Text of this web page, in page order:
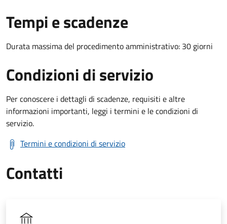
Tempi e scadenze
Durata massima del procedimento amministrativo: 30 giorni
Condizioni di servizio
Per conoscere i dettagli di scadenze, requisiti e altre
informazioni importanti, leggi i termini e le condizioni di
servizio.
Termini e condizioni di servizio
Contatti